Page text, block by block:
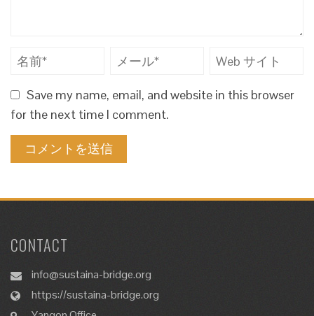
Save my name, email, and website in this browser
for the next time I comment.
CONTACT
info@sustaina-bridge.org
https://sustaina-bridge.org